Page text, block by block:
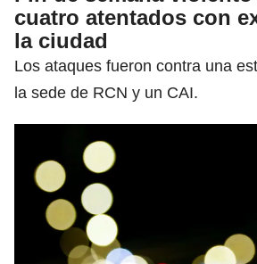
cuatro atentados con
la ciudad
Los ataques fueron contra una
la sede de RCN y un CAI.